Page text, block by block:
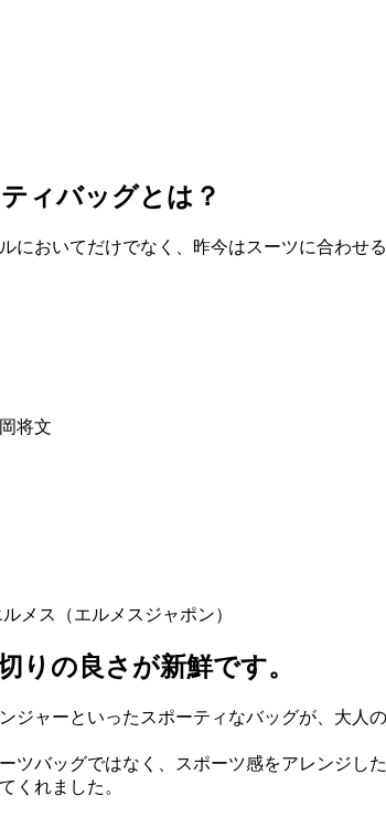
ィバッグとは？
においてだけでなく、昨今はスーツに合わ
将文
メス（エルメスジャポン）
りの良さが新鮮です。
ジャーといったスポーティなバッグが、大人
ツバッグではなく、スポーツ感をアレンジし
くれました。